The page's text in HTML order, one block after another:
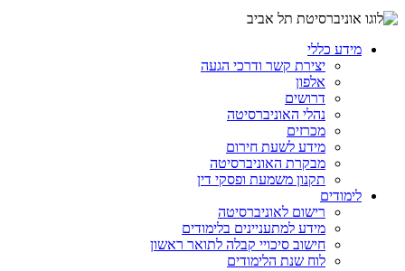
מידע כללי
יצירת קשר ודרכי הגעה
אלפון
דרושים
נהלי האוניברסיטה
מכרזים
מידע לשעת חירום
מבקרת האוניברסיטה
תקנון משמעת ופסקי דין
לימודים
רישום לאוניברסיטה
מידע למתעניינים בלימודים
חישוב סיכויי קבלה לתואר ראשון
לוח שנת הלימודים